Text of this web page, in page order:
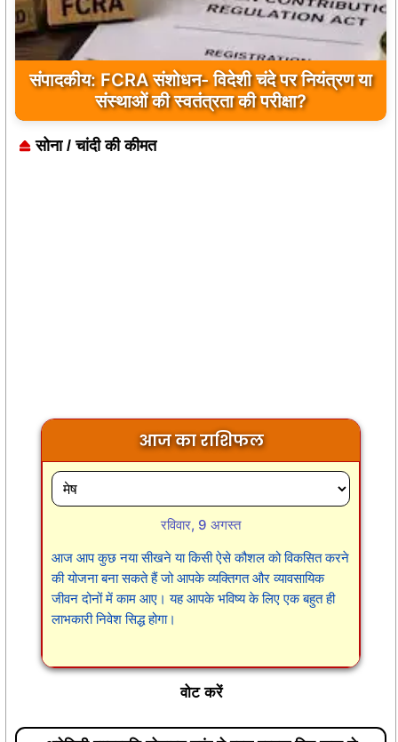
संपादकीय: FCRA संशोधन- विदेशी चंदे पर नियंत्रण या
संस्थाओं की स्वतंत्रता की परीक्षा?
सोना / चांदी की कीमत
आज का राशिफल
रविवार, 9 अगस्त
आज आप कुछ नया सीखने या किसी ऐसे कौशल को विकसित करने
की योजना बना सकते हैं जो आपके व्यक्तिगत और व्यावसायिक
जीवन दोनों में काम आए। यह आपके भविष्य के लिए एक बहुत ही
लाभकारी निवेश सिद्ध होगा।
वोट करें